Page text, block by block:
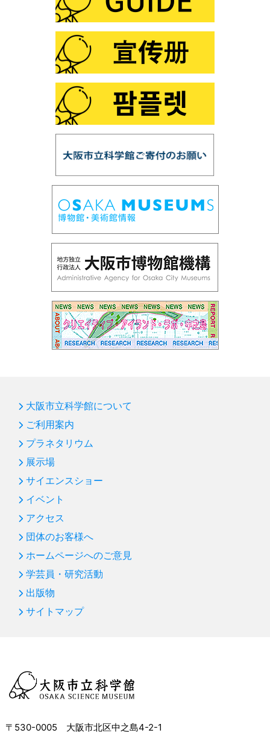
大阪市立科学館について
ご利用案内
プラネタリウム
展示場
サイエンスショー
イベント
アクセス
団体のお客様へ
ホームページへのご意見
学芸員・研究活動
出版物
サイトマップ
〒530-0005 大阪市北区中之島4-2-1